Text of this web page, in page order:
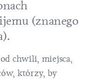
(znanego
chwili, miejsca,
którzy, by